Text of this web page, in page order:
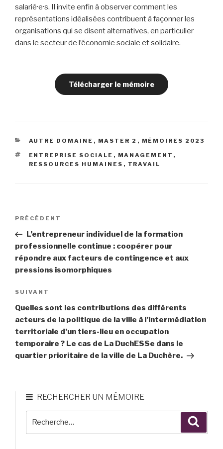
salarié·e·s. Il invite enfin à observer comment les
représentations idéalisées contribuent à façonner les
organisations qui se disent alternatives, en particulier
dans le secteur de l’économie sociale et solidaire.
Télécharger le mémoire
CATÉGORIES
AUTRE DOMAINE , MASTER 2 , MÉMOIRES 2023
ÉTIQUETTES
ENTREPRISE SOCIALE , MANAGEMENT ,
RESSOURCES HUMAINES , TRAVAIL
Navigation
l’article
Article
précédent
PRÉCÉDENT
L’entrepreneur individuel de la formation
professionnelle continue : coopérer pour
répondre aux facteurs de contingence et aux
pressions isomorphiques
Article
suivant
SUIVANT
Quelles sont les contributions des différents
acteurs de la politique de la ville à l’intermédiation
territoriale d’un tiers-lieu en occupation
temporaire ? Le cas de La DuchESSe dans le
quartier prioritaire de la ville de La Duchère.
RECHERCHER UN MÉMOIRE